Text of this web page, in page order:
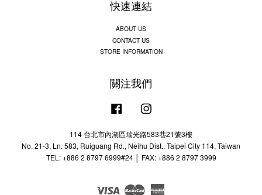
快速連結
ABOUT US
CONTACT US
STORE INFORMATION
關注我們
Facebook
114 台北市內湖區瑞光路583巷21號3樓
No. 21-3, Ln. 583, Ruiguang Rd., Neihu Dist., Taipei City 114, Taiwan
TEL: +886 2 8797 6999#24 │ FAX: +886 2 8797 3999
Visa Master